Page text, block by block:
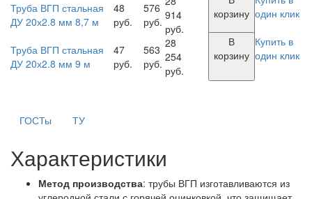
Труба ВГП стальная
ДУ 20х2.8 мм 8,7 м
48
руб.
576
руб. 914
руб.
корзину один клик
Труба ВГП стальная
ДУ 20х2.8 мм 9 м
47
руб.
563
руб.
28
254
руб.
В
корзину
Купить в
один клик
ГОСТы ТУ
Характеристики
Метод производства: трубы ВГП изготавливаются из